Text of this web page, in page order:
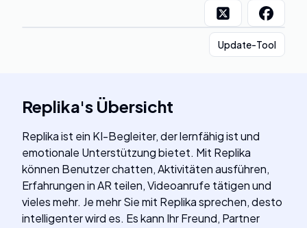
Update-Tool
Replika's Übersicht
Replika ist ein KI-Begleiter, der lernfähig ist und
emotionale Unterstützung bietet. Mit Replika
können Benutzer chatten, Aktivitäten ausführen,
Erfahrungen in AR teilen, Videoanrufe tätigen und
vieles mehr. Je mehr Sie mit Replika sprechen, desto
intelligenter wird es. Es kann Ihr Freund, Partner